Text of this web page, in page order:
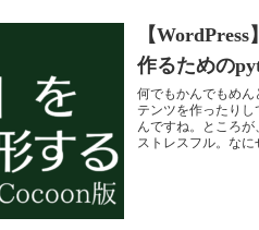
【
作るための
何でもかんでもめ
テンツを作ったり
んですね。ところ
ストレスフル。なに